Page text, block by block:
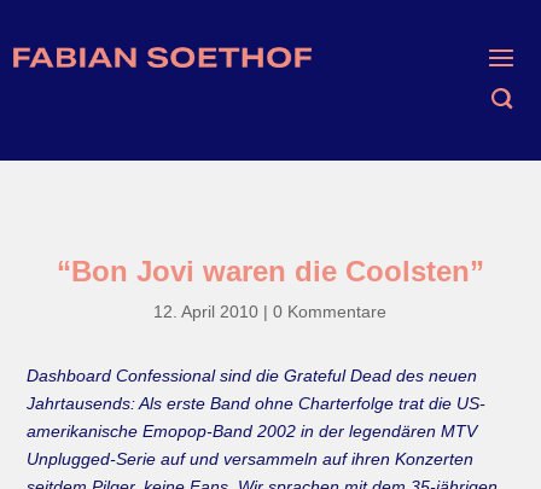
“Bon Jovi waren die Coolsten”
12. April 2010 |0 Kommentare
Dashboard Confessional sind die Grateful Dead des neuen
Jahrtausends: Als erste Band ohne Charterfolge trat die US-
amerikanische Emopop-Band 2002 in der legendären MTV
Unplugged-Serie auf und versammeln auf ihren Konzerten